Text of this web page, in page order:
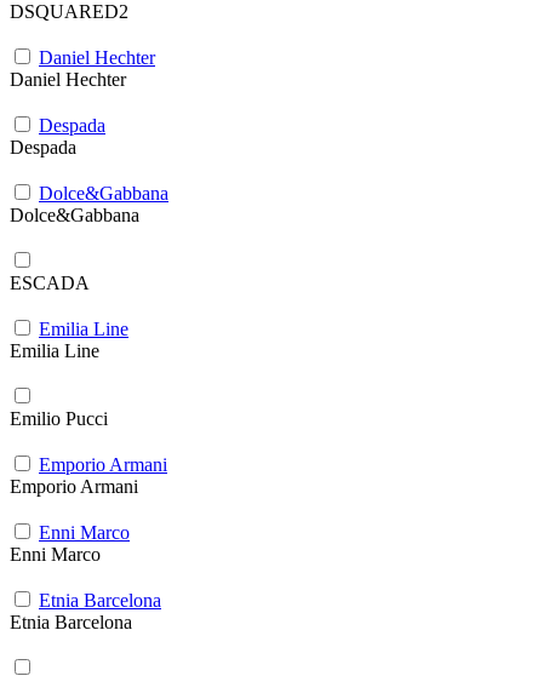
DSQUARED2
Daniel Hechter
Daniel Hechter
Despada
Despada
Dolce&Gabbana
Dolce&Gabbana
ESCADA
Emilia Line
Emilia Line
Emilio Pucci
Emporio Armani
Emporio Armani
Enni Marco
Enni Marco
Etnia Barcelona
Etnia Barcelona